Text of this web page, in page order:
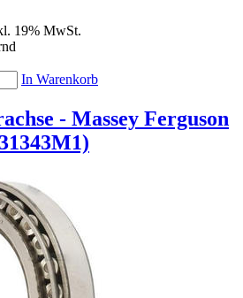
19% MwSt.
In Warenkorb
- Massey Ferguson